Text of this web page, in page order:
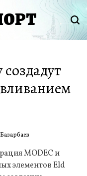
MODEC и
элементов Eld